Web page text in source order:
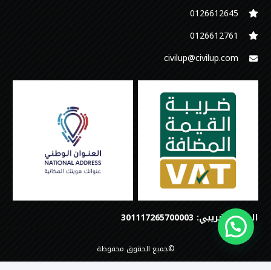
0126612645‬
‭0126612761
civilup@civilup.com
الرقم الضريبي: 301117265700003
©جميع الحقوق محفوظة